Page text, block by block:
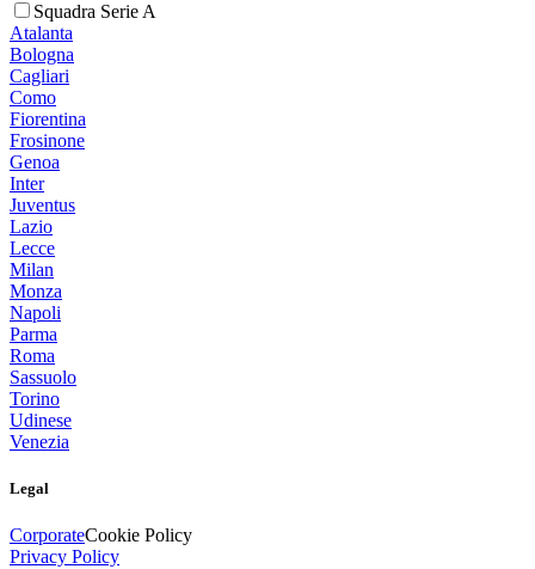
Squadra Serie A
Atalanta
Bologna
Cagliari
Como
Fiorentina
Frosinone
Genoa
Inter
Juventus
Lazio
Lecce
Milan
Monza
Napoli
Parma
Roma
Sassuolo
Torino
Udinese
Venezia
Legal
CorporateCookie Policy
Privacy Policy